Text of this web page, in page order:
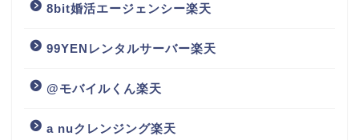
8bit婚活エージェンシー楽天
99YENレンタルサーバー楽天
@モバイルくん楽天
a nuクレンジング楽天